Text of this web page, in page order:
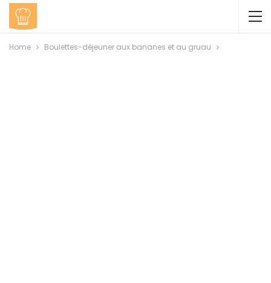
Home Boulettes-déjeuner aux bananes et au gruau